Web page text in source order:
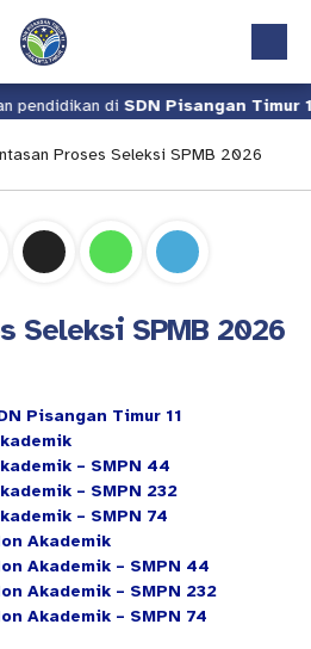
pendidikan diSDN Pisangan Timur 11
Proses Seleksi SPMB 2026
Seleksi SPMB 2026
Pisangan Timur 11
– SMPN 44
– SMPN 232
– SMPN 74
Akademik
Akademik – SMPN 44
Akademik – SMPN 232
Akademik – SMPN 74